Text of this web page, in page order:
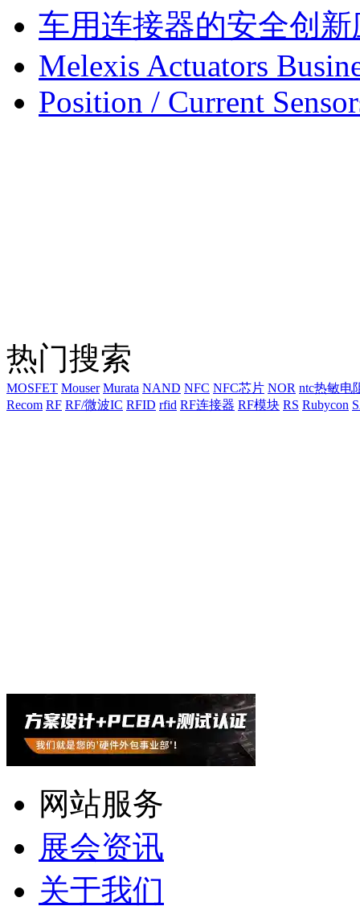
车用连接器的安全创新
Melexis Actuators
Position / Current
热门搜索
MOSFET Mouser Murata NAND NFC NFC芯片 NOR ntc热敏电
Recom RF RF/微波IC RFID rfid RF连接器 RF模块 RS Rubycon
网站服务
展会资讯
关于我们